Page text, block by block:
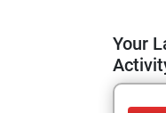
Your